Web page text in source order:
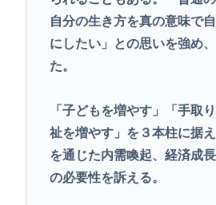
自分の生き方を真の意味で
にしたい」との思いを強め
た。
「子どもを増やす」「手取
祉を増やす」を３本柱に据
を通じた内需喚起、経済成
の必要性を訴える。